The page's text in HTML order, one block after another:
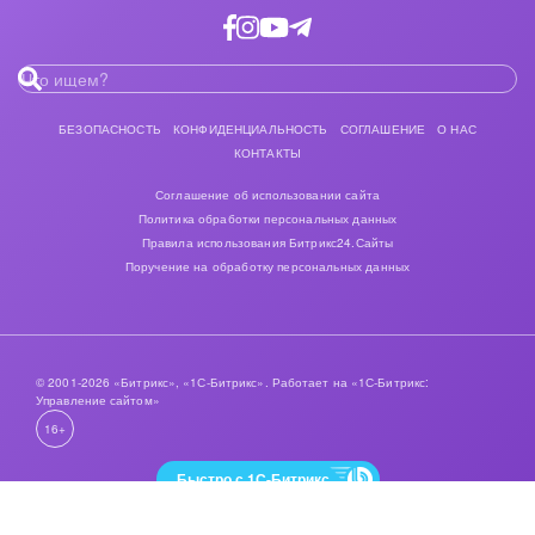
БЕЗОПАСНОСТЬ КОНФИДЕНЦИАЛЬНОСТЬ СОГЛАШЕНИЕ
О НАС
КОНТАКТЫ
Соглашение об использовании сайта
Политика обработки персональных данных
Правила использования Битрикс24.Сайты
Поручение на обработку персональных данных
© 2001-2026 «Битрикс», «1С-Битрикс». Работает на «1С-Битрикс:
Управление сайтом»
16+
Быстро с 1С-Битрикс